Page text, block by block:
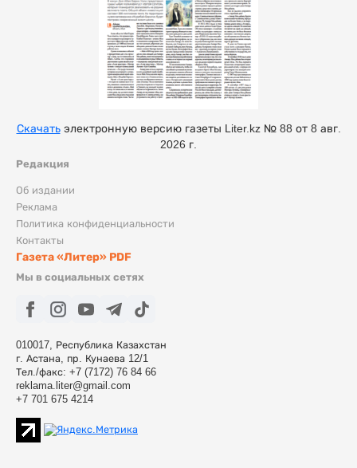
Редакция
Об издании
Реклама
Политика конфиденциальности
Контакты
Газета «Литер» PDF
Мы в социальных сетях
010017, Республика Казахстан
г. Астана, пр. Кунаева 12/1
Тел./факс: +7 (7172) 76 84 66
reklama.liter@gmail.com
+7 701 675 4214
Скачатьэлектронную версию газеты Liter.kz № 88 от 8 авг.
2026 г.